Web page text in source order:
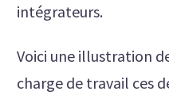
intégrateurs.
Voici une illustration
charge de travail ces